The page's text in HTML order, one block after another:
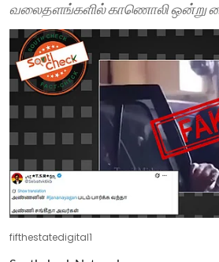
வலைதளங்களில் காணொலி ஒன்று
fifthestatedigital1